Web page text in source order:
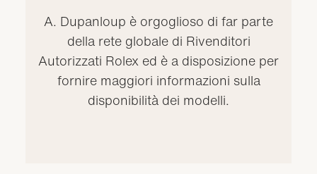
A. Dupanloup è orgoglioso di far parte
della rete globale di Rivenditori
Autorizzati Rolex ed è a disposizione per
fornire maggiori informazioni sulla
disponibilità dei modelli.